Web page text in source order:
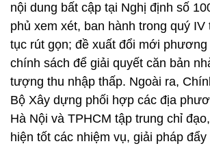
nội dung bất cập tại Nghị định số
phủ xem xét, ban hành trong quý
tục rút gọn; đề xuất đổi mới
chính sách để giải quyết căn bản
tượng thu nhập thấp. Ngoài ra,
Bộ Xây dựng phối hợp các địa
Hà Nội và TPHCM tập trung chỉ
hiện tốt các nhiệm vụ, giải pháp